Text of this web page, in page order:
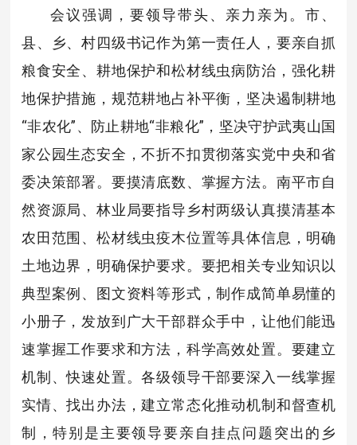
会议强调，要领导带头、亲力亲为。市、
县、乡、村四级书记作为第一责任人，要亲自抓
粮食安全、耕地保护和松材线虫病防治，强化耕
地保护措施，规范耕地占补平衡，坚决遏制耕地
“非农化”、防止耕地“非粮化”，坚决守护武夷山国
家公园生态安全，不折不扣贯彻落实党中央和省
委决策部署。要摸清底数、掌握方法。南平市自
然资源局、林业局要指导乡村两级认真摸清基本
农田范围、松材线虫疫木位置等具体信息，明确
土地边界，明确保护要求。要把相关专业知识以
典型案例、图文资料等形式，制作成简单易懂的
小册子，发放到广大干部群众手中，让他们能迅
速掌握工作要求和方法，科学高效处置。要建立
机制、快速处置。各级领导干部要深入一线掌握
实情、找出办法，建立常态化推动机制和督查机
制，特别是主要领导要亲自挂点问题突出的乡